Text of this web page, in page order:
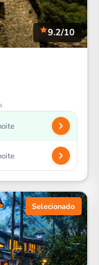
9.2/10
Selecionado